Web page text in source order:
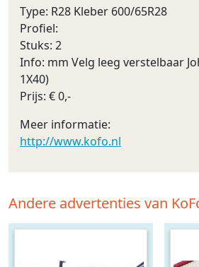
Type: R28 Kleber 600/65R28
Profiel:
Stuks: 2
Info: mm Velg leeg verstelbaar
1X40)
Prijs: € 0,-
Meer informatie:
http://www.kofo.nl
Andere advertenties van